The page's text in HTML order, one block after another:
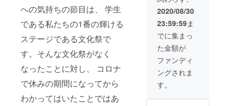
への気持ちの節目は、 学生
である私たちの1番の輝ける
ステージである文化祭で
す。そんな文化祭がなく
なったことに対し、 コロナ
で休みの期間になってから
わかってはいたことではあ
向をお
伺いし
作成致
しま
す。
2020/08/30
23:59:59ま
でに集まっ
た金額が
ファンディ
ングされま
す。